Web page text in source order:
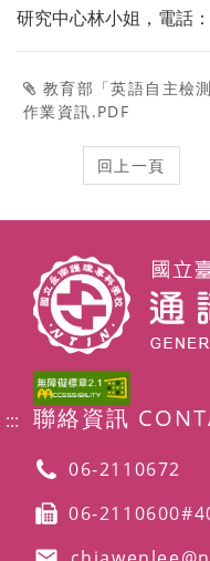
研究中心林小姐，電話
教育部「英語自主檢
作業資訊.PDF
::: 聯絡資訊
06-2110672
06-